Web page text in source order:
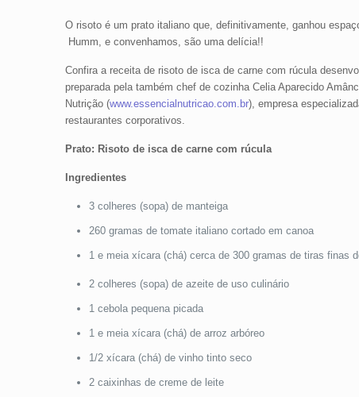
O risoto é um prato italiano que, definitivamente, ganhou
Humm, e convenhamos, são uma delícia!!
Confira a receita de risoto de isca de carne com rúcula
preparada pela também chef de cozinha Celia Aparecido
Nutrição (www.essencialnutricao.com.br), empresa
restaurantes corporativos.
Prato: Risoto de isca de carne com rúcula
Ingredientes
3 colheres (sopa) de manteiga
260 gramas de tomate italiano cortado em canoa
1 e meia xícara (chá) cerca de 300 gramas de tiras finas
2 colheres (sopa) de azeite de uso culinário
1 cebola pequena picada
1 e meia xícara (chá) de arroz arbóreo
1/2 xícara (chá) de vinho tinto seco
2 caixinhas de creme de leite